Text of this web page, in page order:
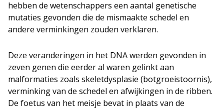
hebben de wetenschappers een aantal genetische
mutaties gevonden die de mismaakte schedel en
andere verminkingen zouden verklaren.
Deze veranderingen in het DNA werden gevonden in
zeven genen die eerder al waren gelinkt aan
malformaties zoals skeletdysplasie (botgroeistoornis),
verminking van de schedel en afwijkingen in de ribben.
De foetus van het meisje bevat in plaats van de